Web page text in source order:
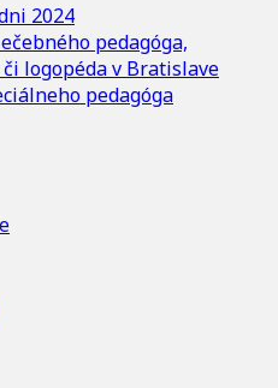
2024
pedagóga,
logopéda v Bratislave
pedagóga